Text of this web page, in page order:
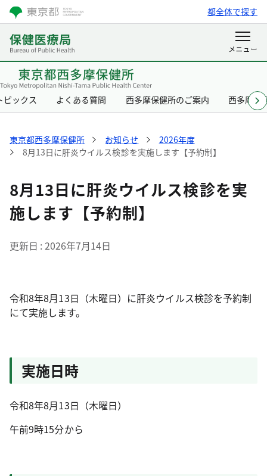
都全体で探す
ピックス よくある質問 西多摩保健所のご案内 西多摩保
東京都西多摩保健所 お知らせ
2026年度
8月13日に肝炎ウイルス検診を実施します【予約制】
8月13日に肝炎ウイルス検診を実
施します【予約制】
更新日 2026年7月14日
令和8年8月13日（木曜日）に肝炎ウイルス検診を予約制
にて実施します。
実施日時
令和8年8月13日（木曜日）
午前9時15分から